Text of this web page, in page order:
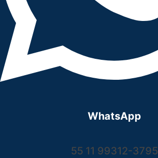
WhatsApp
55 11 99312-3795